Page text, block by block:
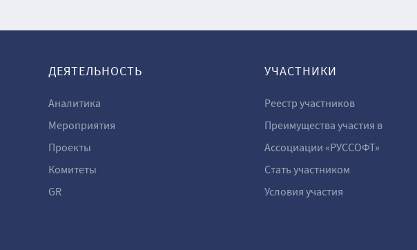
ДЕЯТЕЛЬНОСТЬ
Аналитика
Мероприятия
Проекты
Комитеты
GR
УЧАСТНИКИ
Реестр участников
Преимущества участия в
Ассоциации «РУССОФТ»
Стать участником
Условия участия